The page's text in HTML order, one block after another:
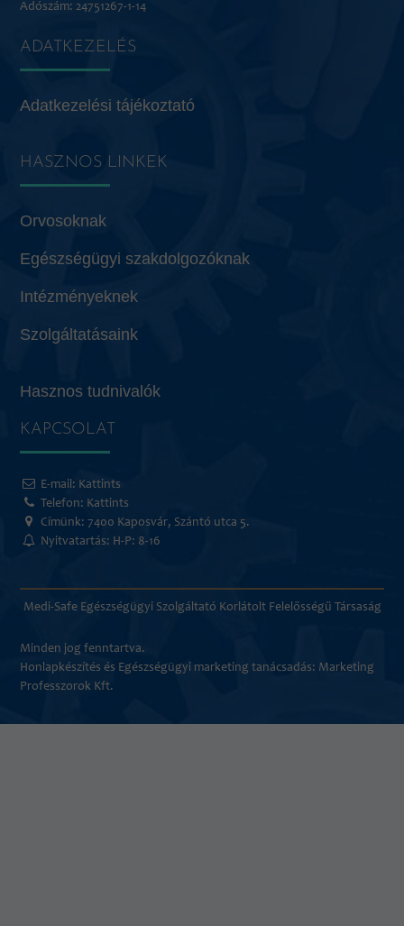
Adószám: 24751267-1-14
ADATKEZELÉS
Adatkezelési tájékoztató
HASZNOS LINKEK
Orvosoknak
Egészségügyi szakdolgozóknak
Intézményeknek
Szolgáltatásaink
Hasznos tudnivalók
KAPCSOLAT
E-mail: Kattints
Telefon: Kattints
Címünk: 7400 Kaposvár, Szántó utca 5.
Nyitvatartás: H-P: 8-16
Medi-Safe Egészségügyi Szolgáltató Korlátolt Felelősségű Társaság
Minden jog fenntartva.
Honlapkészítés és Egészségügyi marketing tanácsadás: Marketing
Professzorok Kft.